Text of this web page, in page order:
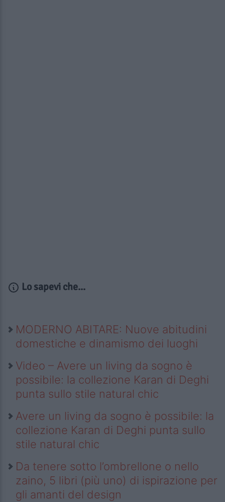
Lo sapevi che...
MODERNO ABITARE: Nuove abitudini
domestiche e dinamismo dei luoghi
Video – Avere un living da sogno è
possibile: la collezione Karan di Deghi
punta sullo stile natural chic
Avere un living da sogno è possibile: la
collezione Karan di Deghi punta sullo
stile natural chic
Da tenere sotto l’ombrellone o nello
zaino, 5 libri (più uno) di ispirazione per
gli amanti del design